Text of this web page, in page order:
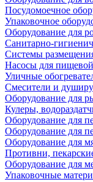
Посудомоечное
Упаковочное
Оборудование для
Санитарно-
Системы
Насосы для
Уличные
Смесители и
Оборудование для
Кулеры,
Оборудование для
Оборудование для
Оборудование для
Противни,
Оборудование для
Упаковочные